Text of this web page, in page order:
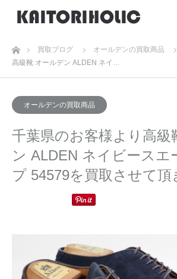
ホーム買取ブログ オールデンの買取商品
高級靴 オールデン ALDEN ネイ…
オールデンの買取商品
千葉県のお客様より高級
ン ALDEN ネイビースエ
プ 54579を買取させて頂